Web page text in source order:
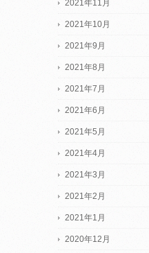
2021年11月
2021年10月
2021年9月
2021年8月
2021年7月
2021年6月
2021年5月
2021年4月
2021年3月
2021年2月
2021年1月
2020年12月